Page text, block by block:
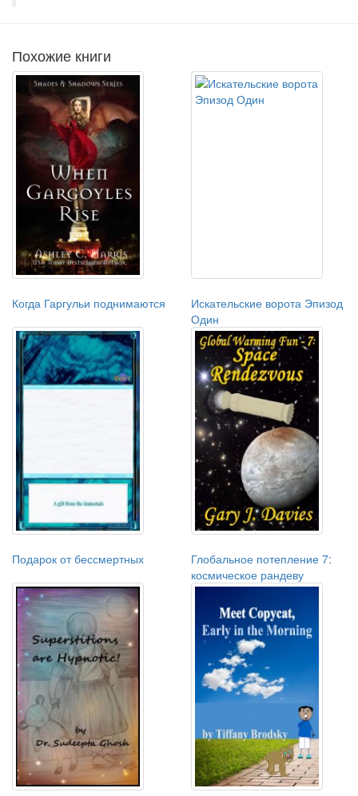
Похожие книги
Когда Гаргульи поднимаются
Искательские ворота Эпизод
Один
Подарок от бессмертных
Глобальное потепление 7:
космическое рандеву